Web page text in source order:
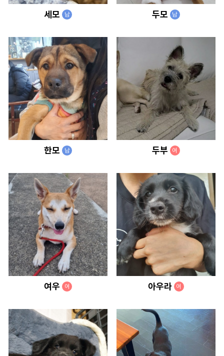
세모 남 두모 남
한모 남 두부 여
여우 여 아우라 여